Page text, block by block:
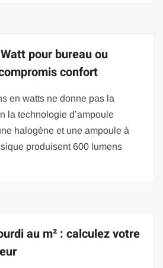
pour bureau ou
confort
en watts ne donne pas la
la technologie d’ampoule
halogène et une ampoule à
produisent 600 lumens
au m² : calculez votre